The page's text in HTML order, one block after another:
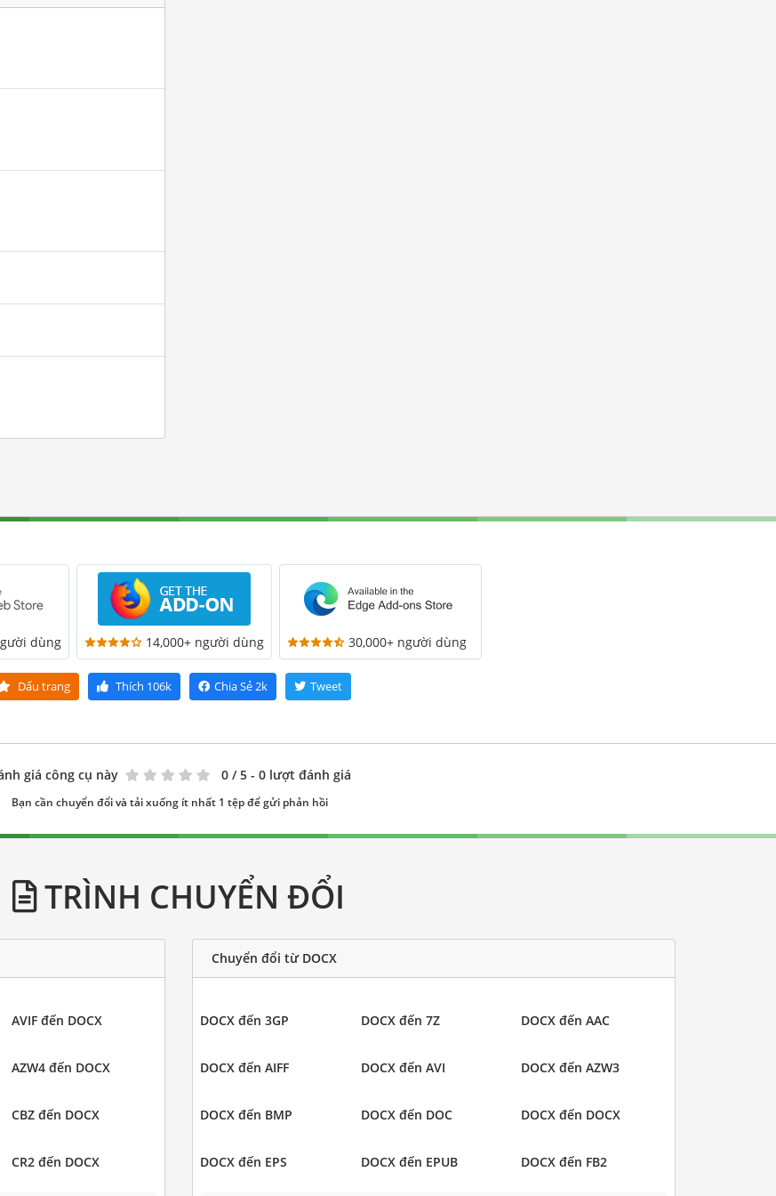
dùng 14,000+ người dùng 30,000+ người dùng
Dấu trang Thích 106k Chia Sẻ2k Tweet
giá công cụ này 0 / 5 - 0 lượt đánh giá
Bạn cần chuyển đổi và tải xuống ít nhất 1 tệp để gửi phản hồi
TRÌNH CHUYỂN ĐỔI
AVIF đến DOCX
AZW4 đến DOCX
CBZ đến DOCX
CR2 đến DOCX
Chuyển đổi từ DOCX
DOCX đến 3GP DOCX đến 7Z DOCX đến AAC
DOCX đến AIFF DOCX đến AVI DOCX đến AZW3
DOCX đến BMP DOCX đến DOC DOCX đến DOCX
DOCX đến EPS DOCX đến EPUB DOCX đến FB2